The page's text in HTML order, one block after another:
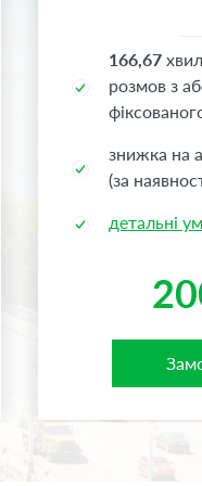
166,67
розмов з
знижка на
(за
детальні